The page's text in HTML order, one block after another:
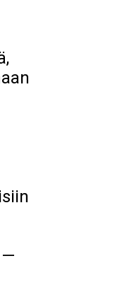
—